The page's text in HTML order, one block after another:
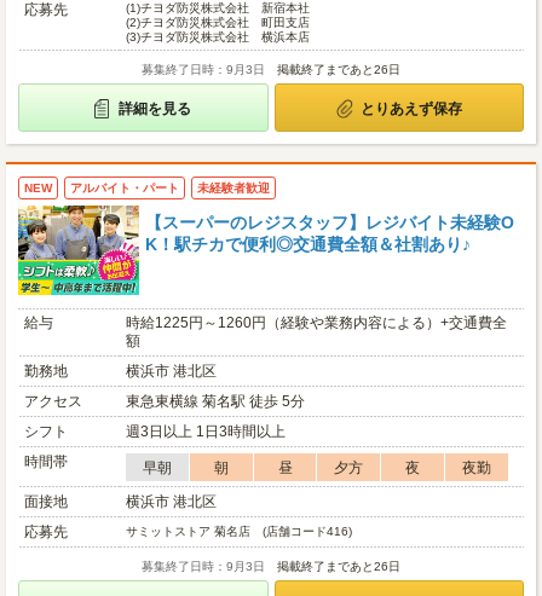
応募先
(1)チヨダ防災株式会社 新宿本社
(2)チヨダ防災株式会社 町田支店
(3)チヨダ防災株式会社 横浜本店
募集終了日時：9月3日 掲載終了まであと26日
詳細を見る とりあえず保存
NEW アルバイト・パート 未経験者歓迎
【スーパーのレジスタッフ】レジバイト未経験O
K！駅チカで便利◎交通費全額＆社割あり♪
給与
時給1225円～1260円（経験や業務内容による）+交通費全
額
勤務地
横浜市 港北区
アクセス
東急東横線 菊名駅 徒歩 5分
シフト
週3日以上 1日3時間以上
時間帯
早朝 朝 昼 夕方 夜
夜勤
面接地
横浜市 港北区
応募先
サミットストア 菊名店 (店舗コード416)
募集終了日時：9月3日 掲載終了まであと26日